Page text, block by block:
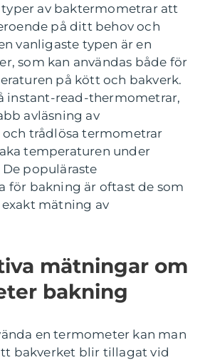
av baktermometrar att
på ditt behov och
vanligaste typen är en
som kan användas både för
på kött och bakverk.
instant-read-thermometrar,
avläsning av
trådlösa termometrar
temperaturen under
populäraste
för bakning är oftast de som
mätning av
mätningar om
bakning
en termometer kan man
bakverket blir tillagat vid